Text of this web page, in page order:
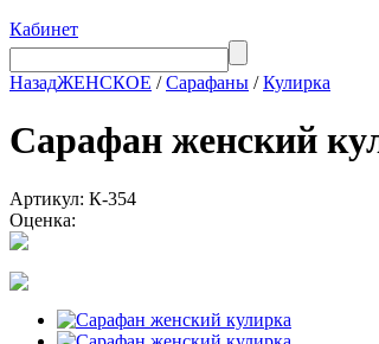
Кабинет
НазадЖЕНСКОЕ /Сарафаны /Кулирка
Сарафан женский
Артикул: К-354
Оценка: